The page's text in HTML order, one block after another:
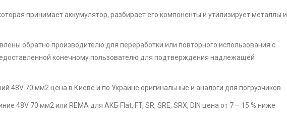
принимает аккумулятор, разбирает его компоненты и утилизирует металлы и
обратно производителю для переработки или повторного использования с
конечному пользователю для подтверждения надлежащей
48V 70 мм2 цена в Киеве и по Украине оригинальные и аналоги для погрузчиков.
48V 70 мм2 или REMA для АКБ Flat, FT, SR, SRE, SRX, DIN цена от 7 – 15 % ниже